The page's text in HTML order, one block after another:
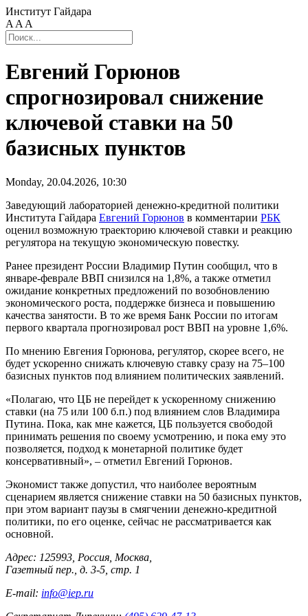
Институт Гайдара
A A A
Евгений Горюнов
спрогнозировал снижение
ключевой ставки на 50
базисных пунктов
Monday, 20.04.2026, 10:30
Заведующий лабораторией денежно-кредитной политики
Института Гайдара Евгений Горюнов в комментарии РБК
оценил возможную траекторию ключевой ставки и реакцию
регулятора на текущую экономическую повестку.
Ранее президент России Владимир Путин сообщил, что в
январе-феврале ВВП снизился на 1,8%, а также отметил
ожидание конкретных предложений по возобновлению
экономического роста, поддержке бизнеса и повышению
качества занятости. В то же время Банк России по итогам
первого квартала прогнозировал рост ВВП на уровне 1,6%.
По мнению Евгения Горюнова, регулятор, скорее всего, не
будет ускоренно снижать ключевую ставку сразу на 75–100
базисных пунктов под влиянием политических заявлений.
«Полагаю, что ЦБ не перейдет к ускоренному снижению
ставки (на 75 или 100 б.п.) под влиянием слов Владимира
Путина. Пока, как мне кажется, ЦБ пользуется свободой
принимать решения по своему усмотрению, и пока ему это
позволяется, подход к монетарной политике будет
консервативный», – отметил Евгений Горюнов.
Экономист также допустил, что наиболее вероятным
сценарием является снижение ставки на 50 базисных пунктов,
при этом вариант паузы в смягчении денежно-кредитной
политики, по его оценке, сейчас не рассматривается как
основной.
Адрес: 125993, Россия, Москва,
Газетный пер., д. 3-5, стр. 1
E-mail: info@iep.ru